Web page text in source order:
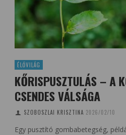
ÉLŐVILÁG
KŐRISPUSZTULÁS – A
CSENDES VÁLSÁGA
SZOBOSZLAI KRISZTINA 2026/02/10
Egy pusztító gombabetegség,